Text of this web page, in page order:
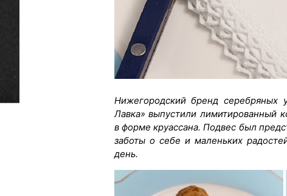
Нижегородский бренд
Лавка» выпустили лимитированный
в форме круассана. Подвес был
заботы о себе и маленьких
день.